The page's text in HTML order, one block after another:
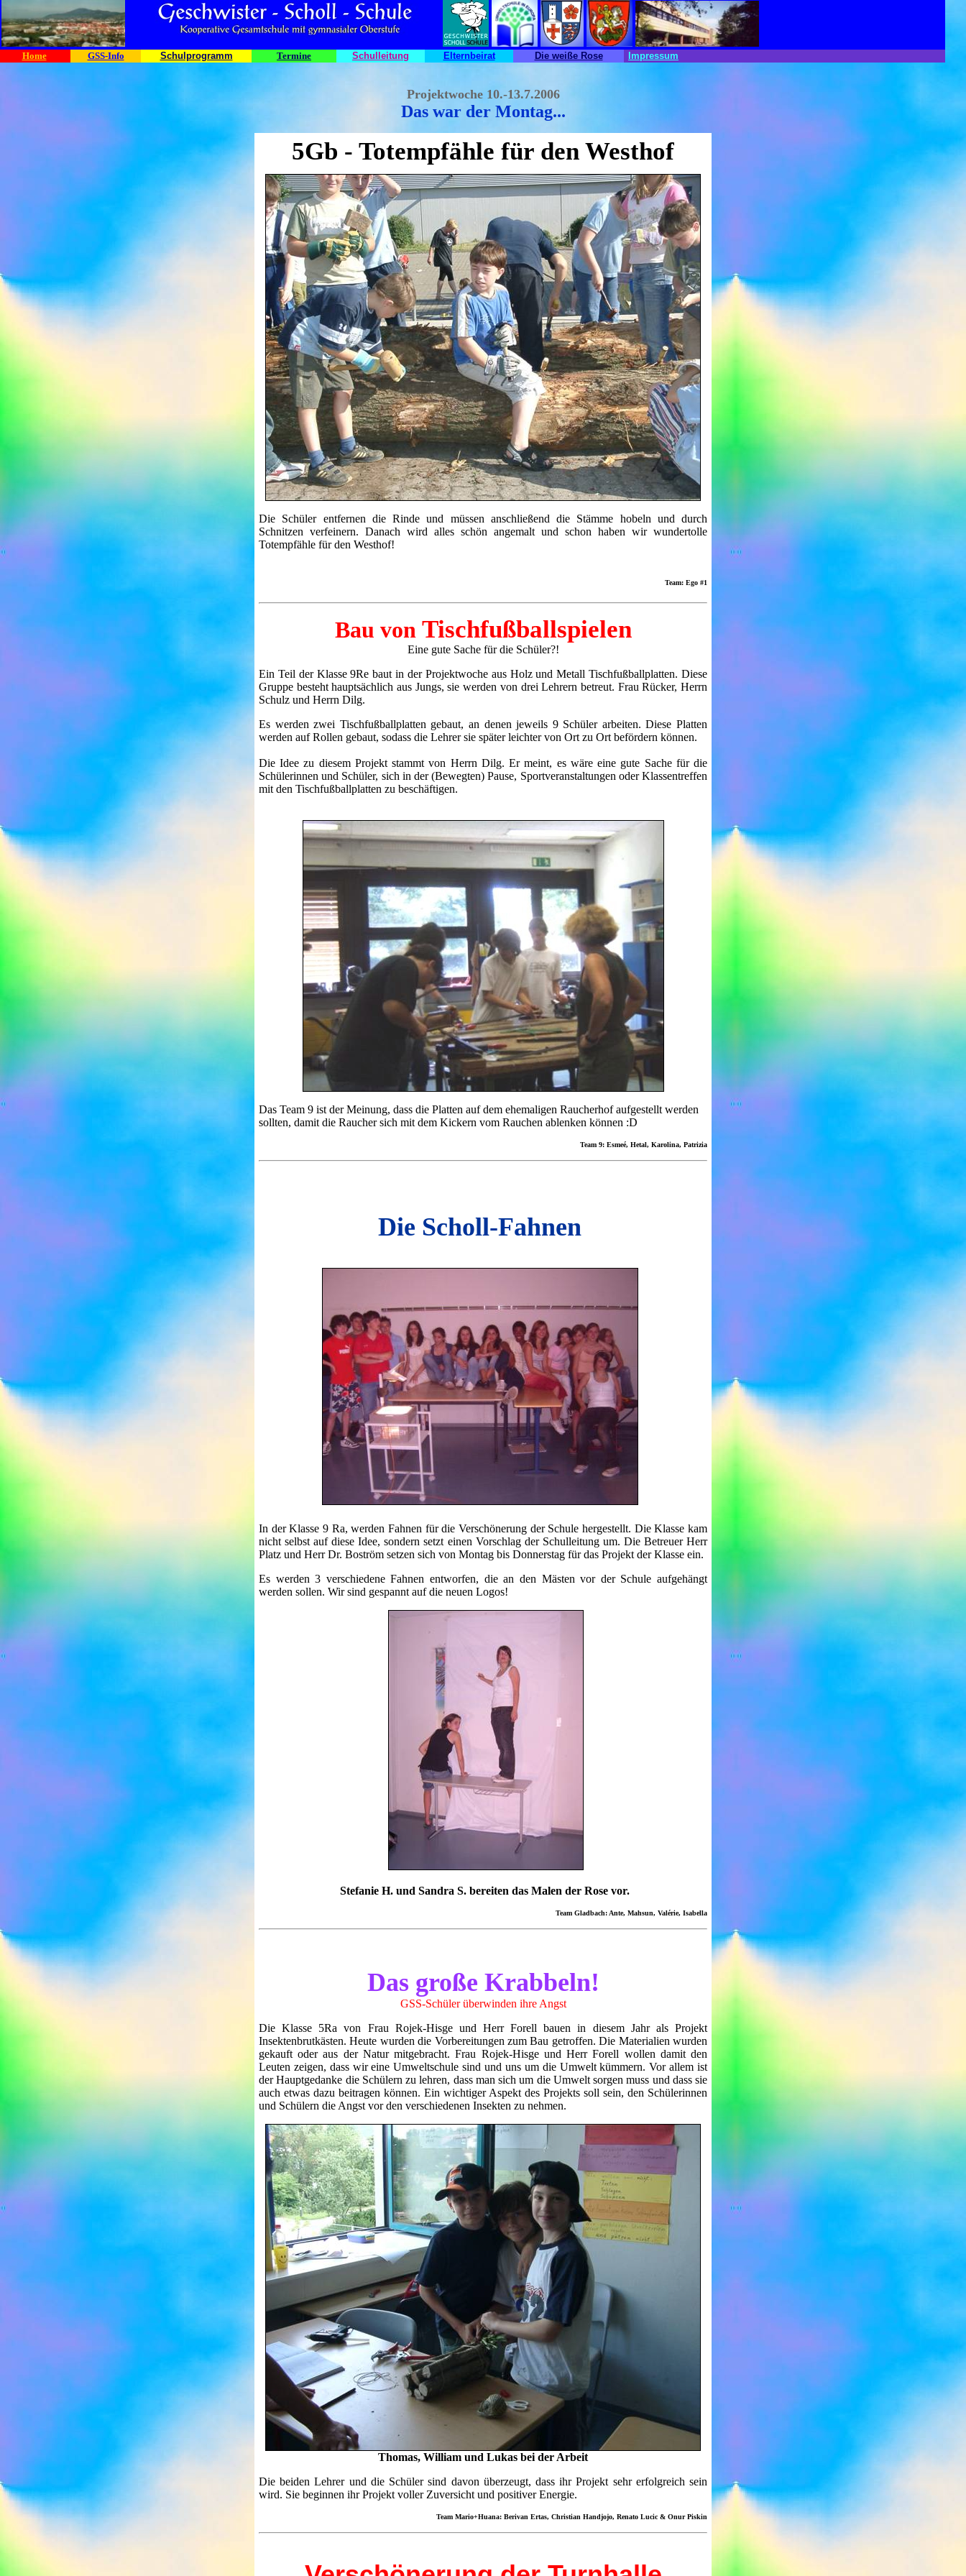
Home GSS-Info Schulprogramm Termine Schulleitung Elternbeirat Die weiße Rose Impressum
Projektwoche 10.-13.7.2006
Das war der Montag...
5Gb - Totempfähle für den Westhof
Die Schüler entfernen die Rinde und müssen anschließend die Stämme hobeln und durch
Schnitzen verfeinern. Danach wird alles schön angemalt und schon haben wir wundertolle
Totempfähle für den Westhof!
Team: Ego #1
Bau von Tischfußballspielen
Eine gute Sache für die Schüler?!
Ein Teil der Klasse 9Re baut in der Projektwoche aus Holz und Metall Tischfußballplatten. Diese
Gruppe besteht hauptsächlich aus Jungs, sie werden von drei Lehrern betreut. Frau Rücker, Herrn
Schulz und Herrn Dilg.
Es werden zwei Tischfußballplatten gebaut, an denen jeweils 9 Schüler arbeiten. Diese Platten
werden auf Rollen gebaut, sodass die Lehrer sie später leichter von Ort zu Ort befördern können.
Die Idee zu diesem Projekt stammt von Herrn Dilg. Er meint, es wäre eine gute Sache für die
Schülerinnen und Schüler, sich in der (Bewegten) Pause, Sportveranstaltungen oder Klassentreffen
mit den Tischfußballplatten zu beschäftigen.
Das Team 9 ist der Meinung, dass die Platten auf dem ehemaligen Raucherhof aufgestellt werden
sollten, damit die Raucher sich mit dem Kickern vom Rauchen ablenken können :D
Team 9: Esmeé, Hetal, Karolina, Patrizia
Die Scholl-Fahnen
In der Klasse 9 Ra, werden Fahnen für die Verschönerung der Schule hergestellt. Die Klasse kam
nicht selbst auf diese Idee, sondern setzt einen Vorschlag der Schulleitung um. Die Betreuer Herr
Platz und Herr Dr. Boström setzen sich von Montag bis Donnerstag für das Projekt der Klasse ein.
Es werden 3 verschiedene Fahnen entworfen, die an den Mästen vor der Schule aufgehängt
werden sollen. Wir sind gespannt auf die neuen Logos!
Stefanie H. und Sandra S. bereiten das Malen der Rose vor.
Team Gladbach: Ante, Mahsun, Valérie, Isabella
Das große Krabbeln!
GSS-Schüler überwinden ihre Angst
Die Klasse 5Ra von Frau Rojek-Hisge und Herr Forell bauen in diesem Jahr als Projekt
Insektenbrutkästen. Heute wurden die Vorbereitungen zum Bau getroffen. Die Materialien wurden
gekauft oder aus der Natur mitgebracht. Frau Rojek-Hisge und Herr Forell wollen damit den
Leuten zeigen, dass wir eine Umweltschule sind und uns um die Umwelt kümmern. Vor allem ist
der Hauptgedanke die Schülern zu lehren, dass man sich um die Umwelt sorgen muss und dass sie
auch etwas dazu beitragen können. Ein wichtiger Aspekt des Projekts soll sein, den Schülerinnen
und Schülern die Angst vor den verschiedenen Insekten zu nehmen.
Thomas, William und Lukas bei der Arbeit
Die beiden Lehrer und die Schüler sind davon überzeugt, dass ihr Projekt sehr erfolgreich sein
wird. Sie beginnen ihr Projekt voller Zuversicht und positiver Energie.
Team Mario+Huana: Berivan Ertas, Christian Handjojo, Renato Lucic & Onur Piskin